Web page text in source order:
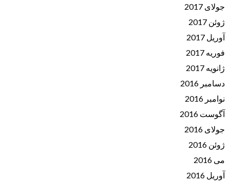
جولای 2017
ژوئن 2017
آوریل 2017
فوریه 2017
ژانویه 2017
دسامبر 2016
نوامبر 2016
آگوست 2016
جولای 2016
ژوئن 2016
می 2016
آوریل 2016